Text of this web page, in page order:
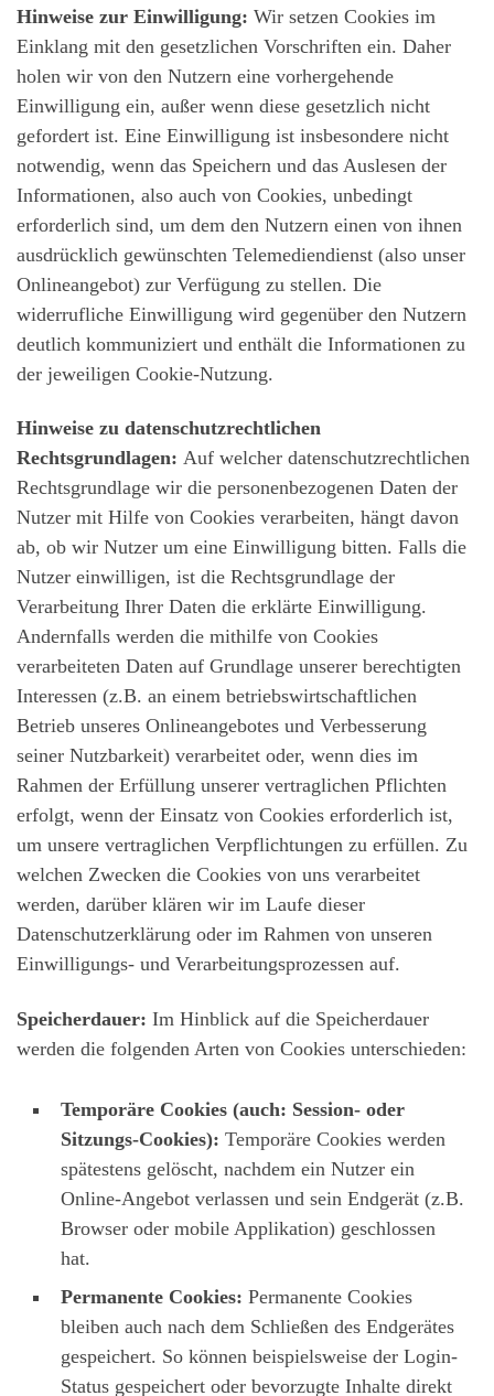
Hinweise zur Einwilligung: Wir setzen Cookies im
Einklang mit den gesetzlichen Vorschriften ein. Daher
holen wir von den Nutzern eine vorhergehende
Einwilligung ein, außer wenn diese gesetzlich nicht
gefordert ist. Eine Einwilligung ist insbesondere nicht
notwendig, wenn das Speichern und das Auslesen der
Informationen, also auch von Cookies, unbedingt
erforderlich sind, um dem den Nutzern einen von ihnen
ausdrücklich gewünschten Telemediendienst (also unser
Onlineangebot) zur Verfügung zu stellen. Die
widerrufliche Einwilligung wird gegenüber den Nutzern
deutlich kommuniziert und enthält die Informationen zu
der jeweiligen Cookie-Nutzung.
Hinweise zu datenschutzrechtlichen
Rechtsgrundlagen: Auf welcher datenschutzrechtlichen
Rechtsgrundlage wir die personenbezogenen Daten der
Nutzer mit Hilfe von Cookies verarbeiten, hängt davon
ab, ob wir Nutzer um eine Einwilligung bitten. Falls die
Nutzer einwilligen, ist die Rechtsgrundlage der
Verarbeitung Ihrer Daten die erklärte Einwilligung.
Andernfalls werden die mithilfe von Cookies
verarbeiteten Daten auf Grundlage unserer berechtigten
Interessen (z.B. an einem betriebswirtschaftlichen
Betrieb unseres Onlineangebotes und Verbesserung
seiner Nutzbarkeit) verarbeitet oder, wenn dies im
Rahmen der Erfüllung unserer vertraglichen Pflichten
erfolgt, wenn der Einsatz von Cookies erforderlich ist,
um unsere vertraglichen Verpflichtungen zu erfüllen. Zu
welchen Zwecken die Cookies von uns verarbeitet
werden, darüber klären wir im Laufe dieser
Datenschutzerklärung oder im Rahmen von unseren
Einwilligungs- und Verarbeitungsprozessen auf.
Speicherdauer: Im Hinblick auf die Speicherdauer
werden die folgenden Arten von Cookies unterschieden:
Temporäre Cookies (auch: Session- oder
Sitzungs-Cookies): Temporäre Cookies werden
spätestens gelöscht, nachdem ein Nutzer ein
Online-Angebot verlassen und sein Endgerät (z.B.
Browser oder mobile Applikation) geschlossen
hat.
Permanente Cookies: Permanente Cookies
bleiben auch nach dem Schließen des Endgerätes
gespeichert. So können beispielsweise der Login-
Status gespeichert oder bevorzugte Inhalte direkt